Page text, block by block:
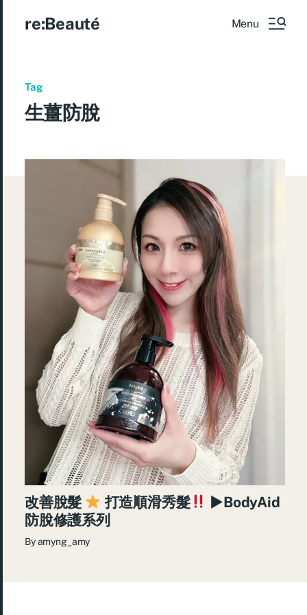
re:Beauté Menu
Tag
生薑防脫
改善脫髮 打造順滑秀髮
►BodyAid
防脫修護系列
Byamyng_amy